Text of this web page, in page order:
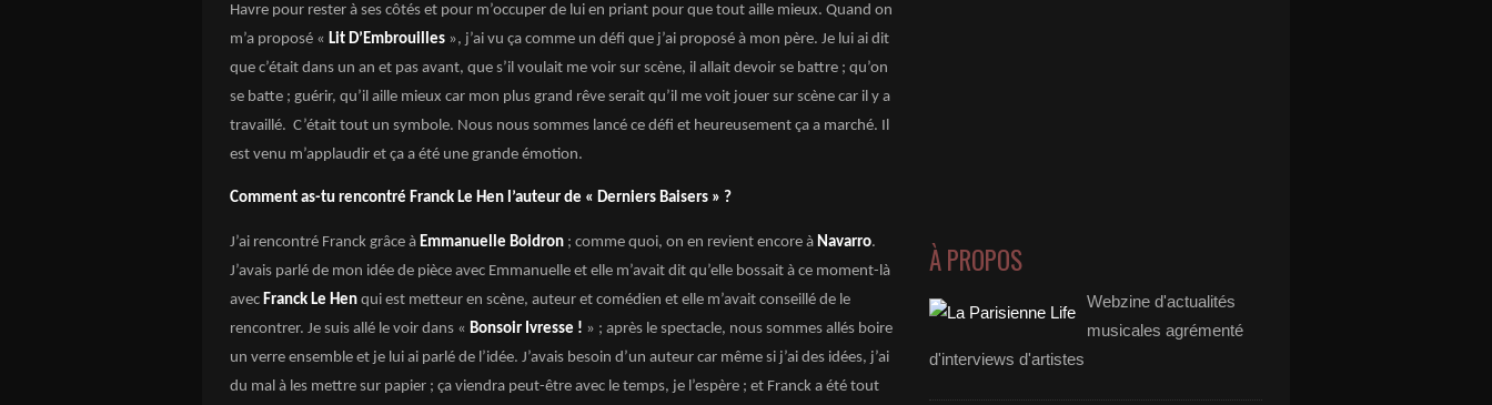
Havre pour rester à ses côtés et pour m’occuper de lui en priant pour que tout aille mieux. Quand on
m’a proposé « Lit D’Embrouilles », j’ai vu ça comme un défi que j’ai proposé à mon père. Je lui ai dit
que c’était dans un an et pas avant, que s’il voulait me voir sur scène, il allait devoir se battre ; qu’on
se batte ; guérir, qu’il aille mieux car mon plus grand rêve serait qu’il me voit jouer sur scène car il y a
travaillé. C’était tout un symbole. Nous nous sommes lancé ce défi et heureusement ça a marché. Il
est venu m’applaudir et ça a été une grande émotion.
Comment as-tu rencontré Franck Le Hen l’auteur de « Derniers Baisers » ?
J’ai rencontré Franck grâce à Emmanuelle Boidron ; comme quoi, on en revient encore à Navarro.
J’avais parlé de mon idée de pièce avec Emmanuelle et elle m’avait dit qu’elle bossait à ce moment-là
avec Franck Le Hen qui est metteur en scène, auteur et comédien et elle m’avait conseillé de le
rencontrer. Je suis allé le voir dans « Bonsoir Ivresse ! » ; après le spectacle, nous sommes allés boire
un verre ensemble et je lui ai parlé de l’idée. J’avais besoin d’un auteur car même si j’ai des idées, j’ai
du mal à les mettre sur papier ; ça viendra peut-être avec le temps, je l’espère ; et Franck a été tout
À PROPOS
Webzine d'actualités
musicales agrémenté
d'interviews d'artistes